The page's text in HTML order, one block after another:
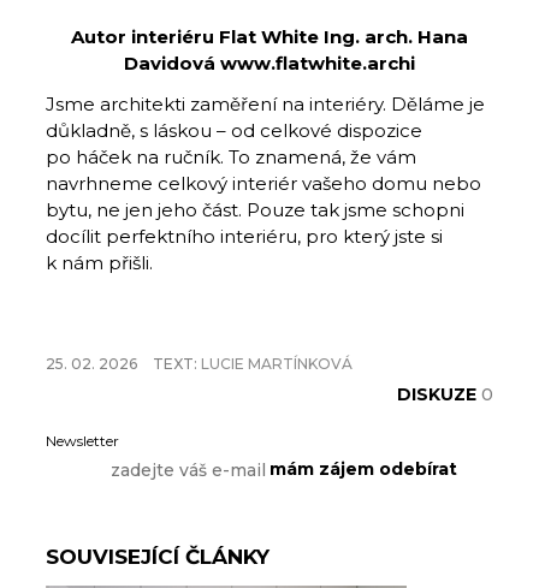
Autor interiéru Flat White Ing. arch. Hana
Davidová www.flatwhite.archi
Jsme architekti zaměření na interiéry. Děláme je
důkladně, s láskou – od celkové dispozice
po háček na ručník. To znamená, že vám
navrhneme celkový interiér vašeho domu nebo
bytu, ne jen jeho část. Pouze tak jsme schopni
docílit perfektního interiéru, pro který jste si
k nám přišli.
25. 02. 2026 TEXT: LUCIE MARTÍNKOVÁ
DISKUZE 0
Newsletter
SOUVISEJÍCÍ ČLÁNKY